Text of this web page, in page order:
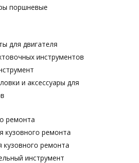
поршневые
для двигателя
инструментов
и аксессуары для
ремонта
кузовного ремонта
кузовного ремонта
инструмент